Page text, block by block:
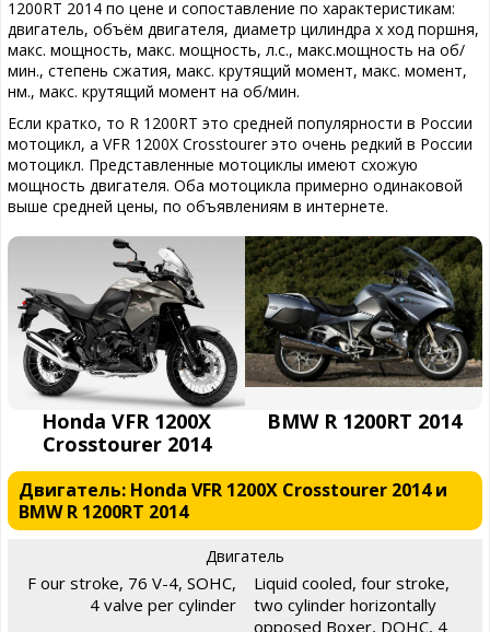
1200RT 2014 по цене и сопоставление по характеристикам:
двигатель, объём двигателя, диаметр цилиндра х ход поршня,
макс. мощность, макс. мощность, л.с., макс.мощность на об/
мин., степень сжатия, макс. крутящий момент, макс. момент,
нм., макс. крутящий момент на об/мин.
Если кратко, то R 1200RT это средней популярности в России
мотоцикл, а VFR 1200X Crosstourer это очень редкий в России
мотоцикл. Представленные мотоциклы имеют схожую
мощность двигателя. Оба мотоцикла примерно одинаковой
выше средней цены, по объявлениям в интернете.
Honda VFR 1200X
Crosstourer 2014
BMW R 1200RT 2014
Двигатель: Honda VFR 1200X Crosstourer 2014 и
BMW R 1200RT 2014
Двигатель
F our stroke, 76 V-4, SOHC,
4 valve per cylinder
Liquid cooled, four stroke,
two cylinder horizontally
opposed Boxer, DOHC, 4